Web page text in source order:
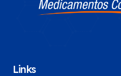
Links